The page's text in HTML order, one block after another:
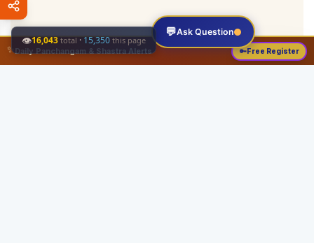
💬Ask Question
✨ Daily Panchangam & Shastra Alerts 🔑Free Register
👁16,043 total · 15,350 this page